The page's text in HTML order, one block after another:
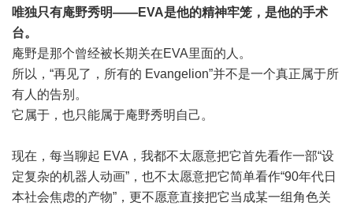
唯独只有庵野秀明——EVA是他的精神牢笼，是他的手术
台。
庵野是那个曾经被长期关在EVA里面的人。
所以，“再见了，所有的 Evangelion”并不是一个真正属于所
有人的告别。
它属于，也只能属于庵野秀明自己。
现在，每当聊起 EVA，我都不太愿意把它首先看作一部“设
定复杂的机器人动画”，也不太愿意把它简单看作“90年代日
本社会焦虑的产物”，更不愿意直接把它当成某一组角色关